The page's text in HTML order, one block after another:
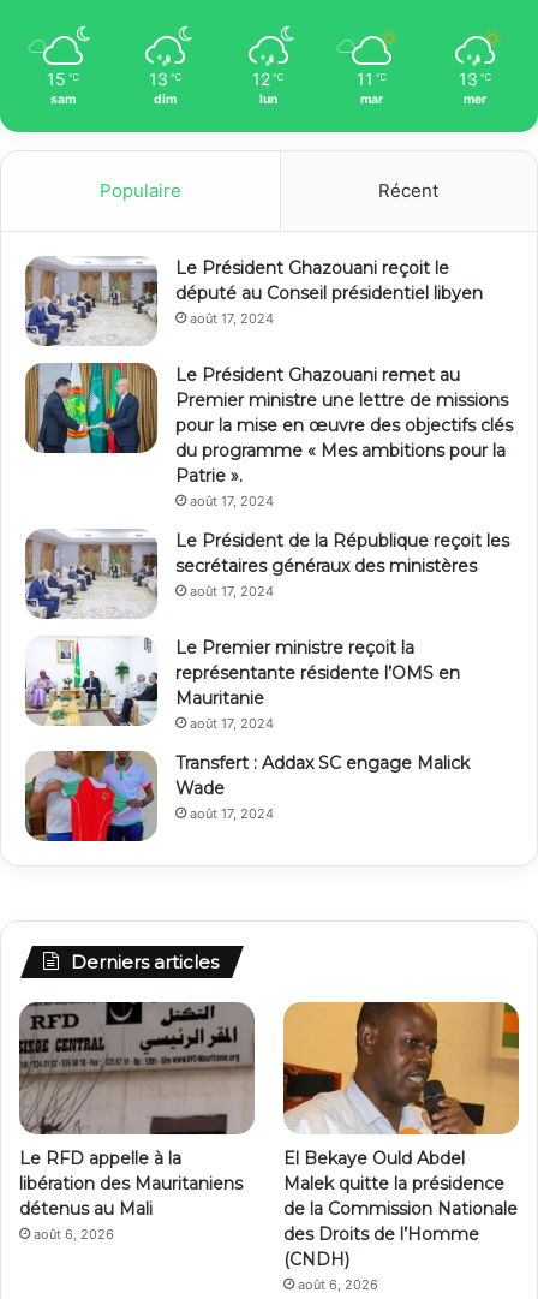
15 ℃
sam
13 ℃
dim
12 ℃
lun
11 ℃
mar
13 ℃
mer
Populaire Récent
Le Président Ghazouani reçoit le
député au Conseil présidentiel libyen
août 17, 2024
Le Président Ghazouani remet au
Premier ministre une lettre de missions
pour la mise en œuvre des objectifs clés
du programme « Mes ambitions pour la
Patrie ».
août 17, 2024
Le Président de la République reçoit les
secrétaires généraux des ministères
août 17, 2024
Le Premier ministre reçoit la
représentante résidente l’OMS en
Mauritanie
août 17, 2024
Transfert : Addax SC engage Malick
Wade
août 17, 2024
Derniers articles
Le RFD appelle à la
libération des Mauritaniens
détenus au Mali
août 6, 2026
El Bekaye Ould Abdel
Malek quitte la présidence
de la Commission Nationale
des Droits de l’Homme
(CNDH)
août 6, 2026